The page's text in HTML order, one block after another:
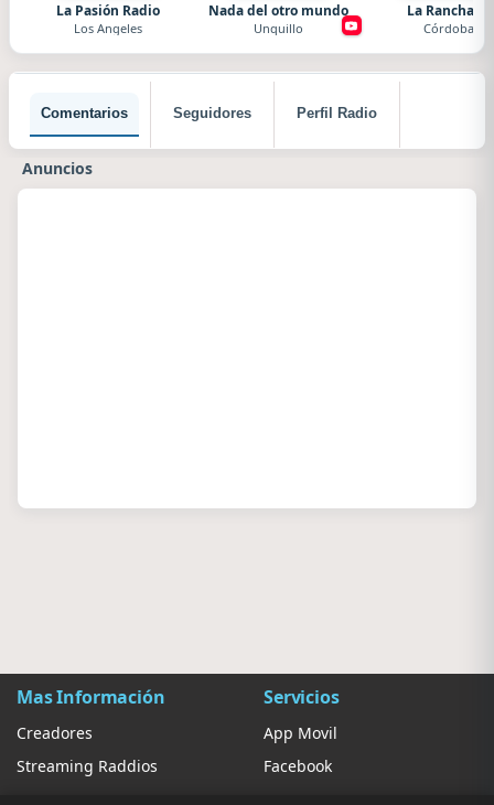
La Pasión Radio
Los Angeles
Nada del otro mundo
Unquillo
La Ranchada
Córdoba
Comentarios Seguidores Perfil Radio
Anuncios
Mas Información
Creadores
Streaming Raddios
Servicios
App Movil
Facebook